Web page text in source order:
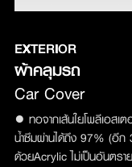
EXTERIOR
ผ้าคลุมรถ
Car Cover
● ทอจากเส้นใยโพลีเอส
น้ำซึมผ่านได้ถึง 97% (อีก
ด้วยAcrylic ไม่เป็นอันตร